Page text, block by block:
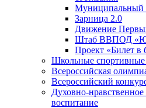
Муниципальный
Зарница 2.0
Движение
Штаб ВВПОД
Проект «Билет в
Школьные
Всероссийская
Всероссийский
Духовно-нравственное
воспитание